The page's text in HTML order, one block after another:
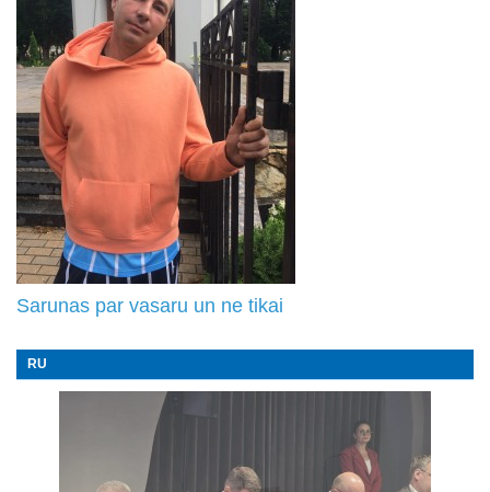
Sarunas par vasaru un ne tikai
RU